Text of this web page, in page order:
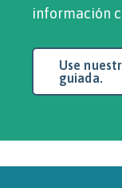
información
Use
guiada.